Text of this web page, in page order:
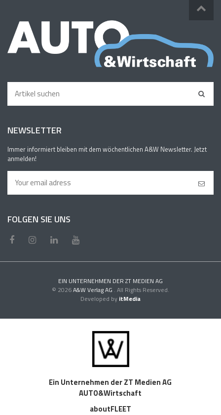
NEWSLETTER
Immer informiert bleiben mit dem wöchentlichen A&W Newsletter. Jetzt
anmelden!
FOLGEN SIE UNS
EIN UNTERNEHMEN DER ZT MEDIEN AG
© 2026A&W Verlag AG . All Rights Reserved.
Developed by itMedia
Ein Unternehmen der ZT Medien AG
AUTO&Wirtschaft
aboutFLEET